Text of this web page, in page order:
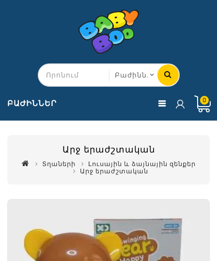
ԲԱԺԻՆՆԵՐ 0
Արջ երաժշտական
Տղաների Լուսային և ձայնային զենքեր
Արջ երաժշտական